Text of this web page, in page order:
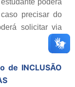
poderá
precisar do
solicitar via
de INCLUSÃO